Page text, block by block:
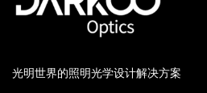
光明世界的照明光学设计解决方案